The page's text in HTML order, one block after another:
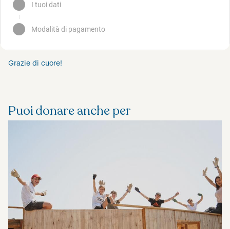
Grazie di cuore!
Puoi donare anche per